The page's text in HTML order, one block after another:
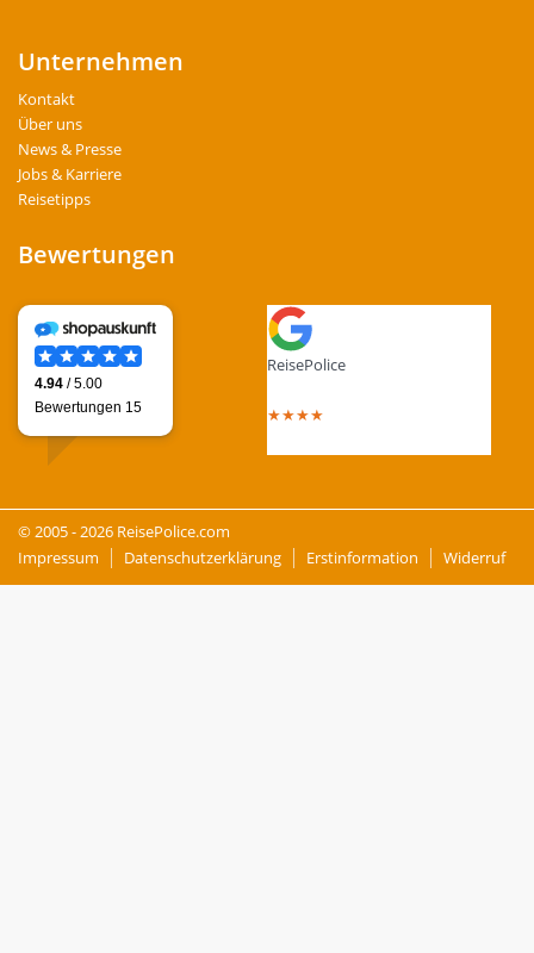
Unternehmen
Kontakt
Über uns
News & Presse
Jobs & Karriere
Reisetipps
Bewertungen
ReisePolice
★★★★
© 2005 - 2026 ReisePolice.com
Impressum
Datenschutzerklärung Erstinformation Widerruf